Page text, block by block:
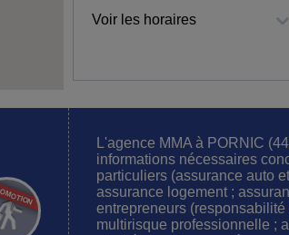
Voir les horaires
L'agence MMA à PORNIC
informations nécessaires
particuliers (assurance auto
assurance logement ;
entrepreneurs
multirisque professionnelle ;